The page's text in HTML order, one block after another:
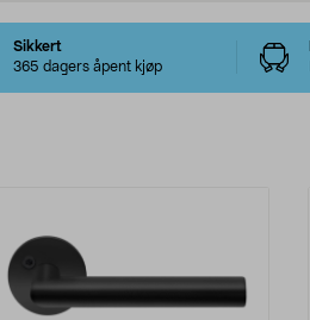
Sikkert
365 dagers åpent kjøp